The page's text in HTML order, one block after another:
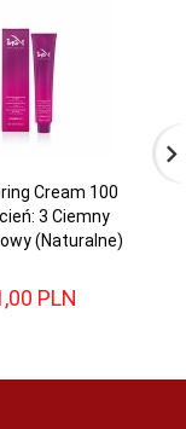
Cream 100
3 Ciemny
(Naturalne)
00 PLN